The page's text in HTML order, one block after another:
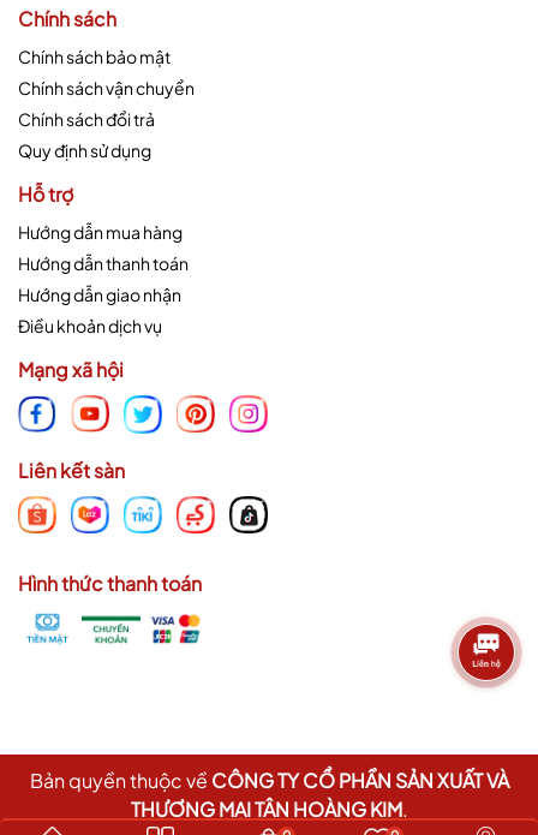
Chính sách
Chính sách bảo mật
Chính sách vận chuyển
Chính sách đổi trả
Quy định sử dụng
Hỗ trợ
Hướng dẫn mua hàng
Hướng dẫn thanh toán
Hướng dẫn giao nhận
Điều khoản dịch vụ
Mạng xã hội
Liên kết sàn
Hình thức thanh toán
Bản quyền thuộc về CÔNG TY CỔ PHẦN SẢN XUẤT VÀ
THƯƠNG MẠI TÂN HOÀNG KIM.